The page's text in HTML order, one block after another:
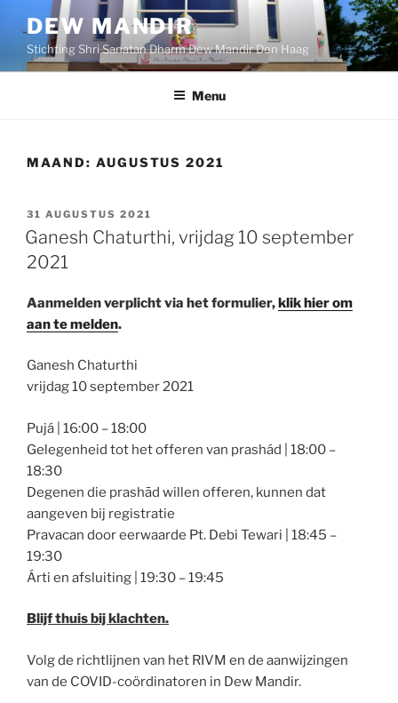
naar
inhoud
DEW MANDIR
Stichting Shri Sanatan Dharm Dew Mandir Den Haag
Menu
MAAND: AUGUSTUS 2021
GEPLAATST
OP
31 AUGUSTUS 2021
Ganesh Chaturthi, vrijdag 10 september
2021
Aanmelden verplicht via het formulier,klik hier om
aan te melden.
Ganesh Chaturthi
vrijdag 10 september 2021
Pujá | 16:00 – 18:00
Gelegenheid tot het offeren van prashád | 18:00 –
18:30
Degenen die prashād willen offeren, kunnen dat
aangeven bij registratie
Pravacan door eerwaarde Pt. Debi Tewari | 18:45 –
19:30
Árti en afsluiting | 19:30 – 19:45
Blijf thuis bij klachten.
Volg de richtlijnen van het RIVM en de aanwijzingen
van de COVID-coördinatoren in Dew Mandir.